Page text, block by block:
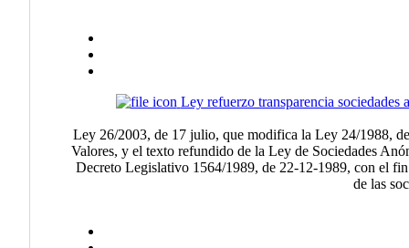
Ley refuerzo transparencia sociedades
Ley 26/2003, de 17 julio, que modifica la Ley 24/1988,
Valores, y el texto refundido de la Ley de Sociedades
Decreto Legislativo 1564/1989, de 22-12-1989, con el
de las